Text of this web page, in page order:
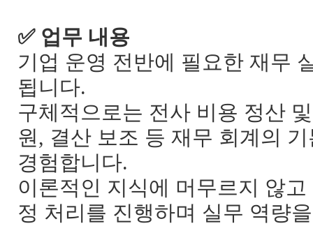
✅ 업무 내용
기업 운영 전반에 필요한 재무
됩니다.
구체적으로는 전사 비용 정산
원, 결산 보조 등 재무 회계의
경험합니다.
이론적인 지식에 머무르지 않
정 처리를 진행하며 실무 역량